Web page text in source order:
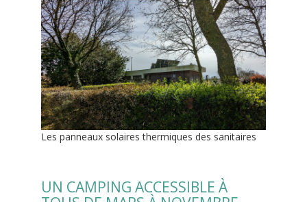
Les panneaux solaires thermiques des sanitaires
UN CAMPING ACCESSIBLE À